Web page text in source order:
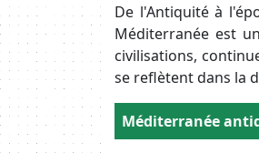
De l'Antiquité à
Méditerranée est
civilisations,
se reflètent dans la
Body
Méditerranée